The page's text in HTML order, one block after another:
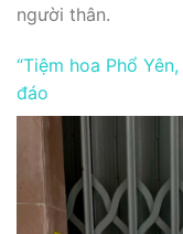
người thân.
“Tiệm hoa Phổ
đáo